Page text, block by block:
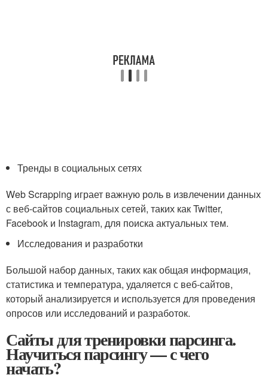
Тренды в социальных сетях
Web Scrapping играет важную роль в извлечении данных
с веб-сайтов социальных сетей, таких как Twitter,
Facebook и Instagram, для поиска актуальных тем.
Исследования и разработки
Большой набор данных, таких как общая информация,
статистика и температура, удаляется с веб-сайтов,
который анализируется и используется для проведения
опросов или исследований и разработок.
Сайты для тренировки парсинга.
Научиться парсингу — с чего
начать?